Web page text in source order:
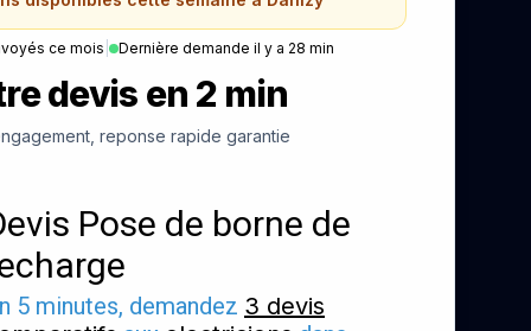
ce mois Dernière demande il y a 28 min
devis en 2 min
reponse rapide garantie
Pose de borne de
5 minutes, demandez 3 devis